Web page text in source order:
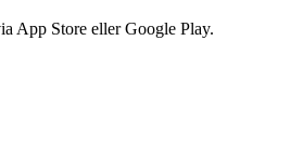
App Store eller Google Play.